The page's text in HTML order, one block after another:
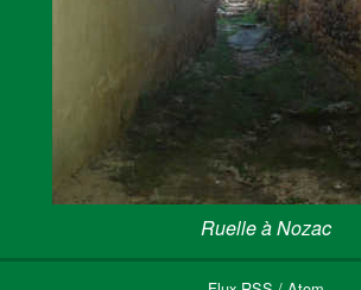
Ruelle à Nozac